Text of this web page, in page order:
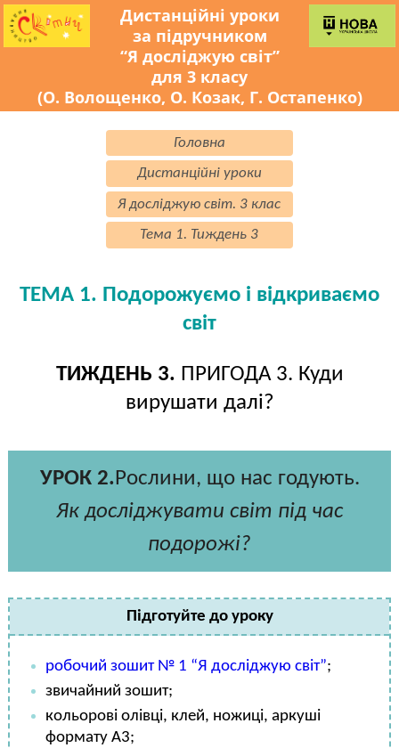
Дистанційні уроки
за підручником
“Я досліджую світ”
для 3 класу
(О. Волощенко, О. Козак, Г. Остапенко)
Головна
Дистанційні уроки
Я досліджую світ. 3 клас
Тема 1. Тиждень 3
ТЕМА 1. Подорожуємо і відкриваємо
світ
ТИЖДЕНЬ 3. ПРИГОДА 3. Куди
вирушати далі?
УРОК 2. Рослини, що нас годують.
Як досліджувати світ під час
подорожі?
Підготуйте до уроку
робочий зошит № 1 “Я досліджую світ”;
звичайний зошит;
кольорові олівці, клей, ножиці, аркуші
формату А3;